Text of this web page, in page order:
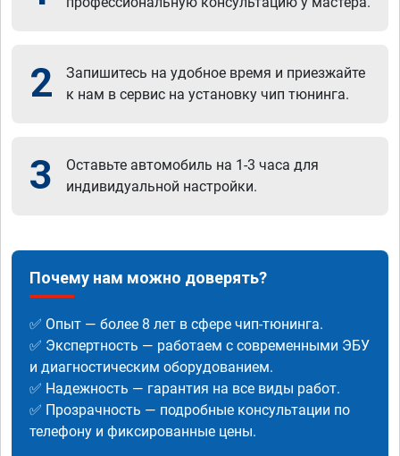
2
Запишитесь на удобное время и приезжайте
к нам в сервис на установку чип тюнинга.
3
Оставьте автомобиль на 1-3 часа для
индивидуальной настройки.
Почему нам можно доверять?
✅ Опыт — более 8 лет в сфере чип-тюнинга.
✅ Экспертность — работаем с современными ЭБУ
и диагностическим оборудованием.
✅ Надежность — гарантия на все виды работ.
✅ Прозрачность — подробные консультации по
телефону и фиксированные цены.